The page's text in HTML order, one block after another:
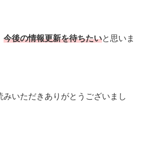
今後の情報更新を待ちたいと思いま
みいただきありがとうございまし